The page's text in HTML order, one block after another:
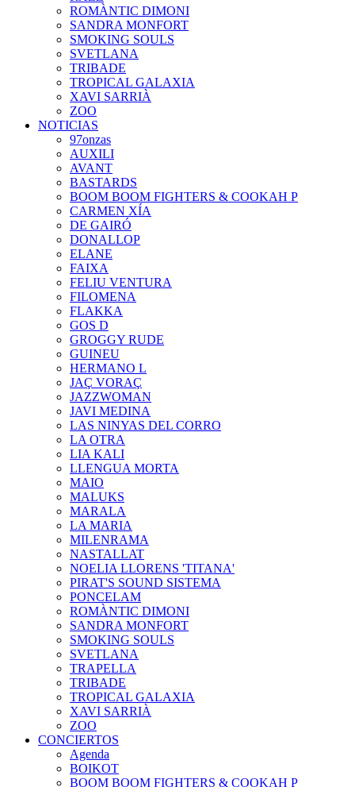
ROMÀNTIC DIMONI
SANDRA MONFORT
SMOKING SOULS
SVETLANA
TRIBADE
TROPICAL GALAXIA
XAVI SARRIÀ
ZOO
NOTICIAS
97onzas
AUXILI
AVANT
BASTARDS
BOOM BOOM FIGHTERS & COOKAH P
CARMEN XÍA
DE GAIRÓ
DONALLOP
ELANE
FAIXA
FELIU VENTURA
FILOMENA
FLAKKA
GOS D
GROGGY RUDE
GUINEU
HERMANO L
JAÇ VORAÇ
JAZZWOMAN
JAVI MEDINA
LAS NINYAS DEL CORRO
LA OTRA
LIA KALI
LLENGUA MORTA
MAIO
MALUKS
MARALA
LA MARIA
MILENRAMA
NASTALLAT
NOELIA LLORENS 'TITANA'
PIRAT'S SOUND SISTEMA
PONCELAM
ROMÀNTIC DIMONI
SANDRA MONFORT
SMOKING SOULS
SVETLANA
TRAPELLA
TRIBADE
TROPICAL GALAXIA
XAVI SARRIÀ
ZOO
CONCIERTOS
Agenda
BOIKOT
BOOM BOOM FIGHTERS & COOKAH P